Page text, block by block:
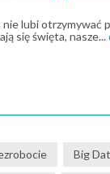
nie lubi otrzymywać
się święta, nasze...
Big